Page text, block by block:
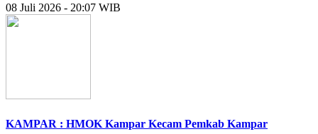
08 Juli 2026 - 20:07 WIB
KAMPAR : HMOK Kampar Kecam Pemkab Kampar